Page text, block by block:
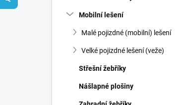
Mobilní lešení
Malé pojizdné (mobilní) lešení
Velké pojizdné lešení (veže)
Střešní žebříky
Nášlapné plošiny